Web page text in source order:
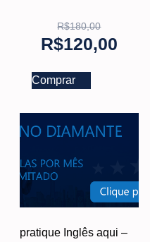
R$180,00
R$120,00
Comprar
pratique Inglês aqui –